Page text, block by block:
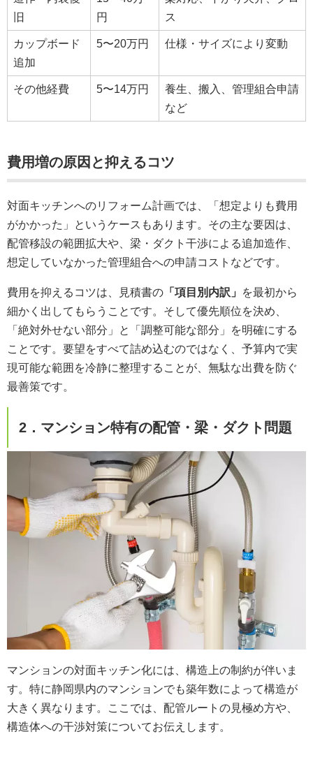
旧
円
ス
カップボード
追加
5〜20万円 仕様・サイズにより変動
その他経費 5〜14万円
養生、搬入、管理組合申請
など
費用増の原因と抑えるコツ
対面キッチンへのリフォーム計画では、「想定よりも費用
がかかった」というケースもあります。その主な要因は、
配管移設の範囲拡大や、梁・ダクト干渉による追加造作、
想定していなかった管理組合への申請コストなどです。
費用を抑えるコツは、見積書の 「項目別内訳」
を最初から
細かく出してもらうことです。そして優先順位を決め、
「絶対外せない部分」と「調整可能な部分」を明確にする
ことです。要望をすべて詰め込むのではなく、予算内で実
現可能な範囲を冷静に整理することが、無駄な出費を防ぐ
最善策です。
2．マンション特有の配管・梁・ダクト問題
マンションの対面キッチン化には、構造上の制約が伴いま
す。特に静岡県内のマンションでも築年数によって構造が
大きく異なります。ここでは、配管ルートの見極め方や、
構造体への干渉対策についてお伝えします。